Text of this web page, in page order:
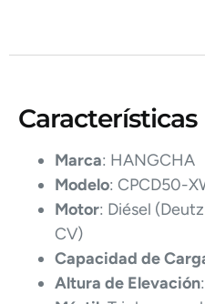
Características
Marca: HANGCHA
Modelo: CPCD50-
Motor: Diésel
CV)
Capacidad de
Altura de Elevación